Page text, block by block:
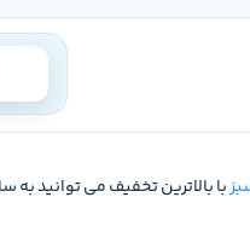
با بالاترین تخفیف می توانید